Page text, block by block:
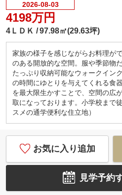
2026-08-03
4198万円
4ＬＤＫ 97.98㎡(29.63坪)
家族の様子を感じながらお料理が
のある開放的な空間。服や季節物
たっぷり収納可能なウォークイン
の時間にゆとりを与えてくれる食
を最大限生かすことで、空間の広
取になっております。小学校まで
スメの通学便利な住立地）
お気に入り追加
見学予約